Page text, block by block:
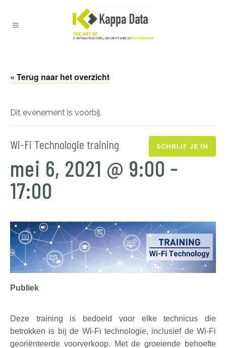
« Terug naar het overzicht
Dit evenement is voorbij.
SCHRIJF JE IN
Wi-Fi Technologie training
mei 6, 2021 @ 9:00 -
17:00
Publiek
Deze training is bedoeld voor elke technicus die
betrokken is bij de Wi-Fi technologie, inclusief de Wi-Fi
georiënteerde voorverkoop. Met de groeiende behoefte